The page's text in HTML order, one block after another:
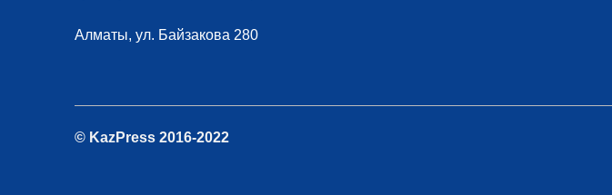
Алматы, ул. Байзакова 280
© KazPress 2016-2022